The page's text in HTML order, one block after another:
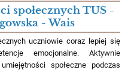
społecznych TUS -
- Wais
uczniowie coraz lepiej się
emocjonalne. Aktywnie
społeczne podczas